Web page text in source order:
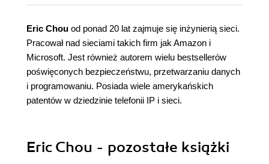
Eric Chou od ponad 20 lat zajmuje się inżynierią sieci.
Pracował nad sieciami takich firm jak Amazon i
Microsoft. Jest również autorem wielu bestsellerów
poświęconych bezpieczeństwu, przetwarzaniu danych
i programowaniu. Posiada wiele amerykańskich
patentów w dziedzinie telefonii IP i sieci.
Eric Chou - pozostałe książki